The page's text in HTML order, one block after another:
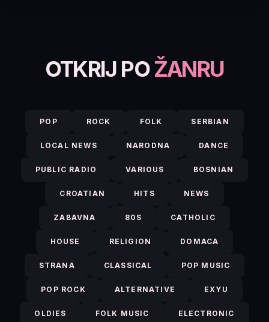
OTKRIJ POŽANRU
POP ROCK FOLK SERBIAN
LOCAL NEWS NARODNA DANCE
PUBLIC RADIO VARIOUS BOSNIAN
CROATIAN HITS NEWS
ZABAVNA 80S CATHOLIC
HOUSE RELIGION DOMACA
STRANA CLASSICAL POP MUSIC
POP ROCK ALTERNATIVE EXYU
OLDIES FOLK MUSIC ELECTRONIC